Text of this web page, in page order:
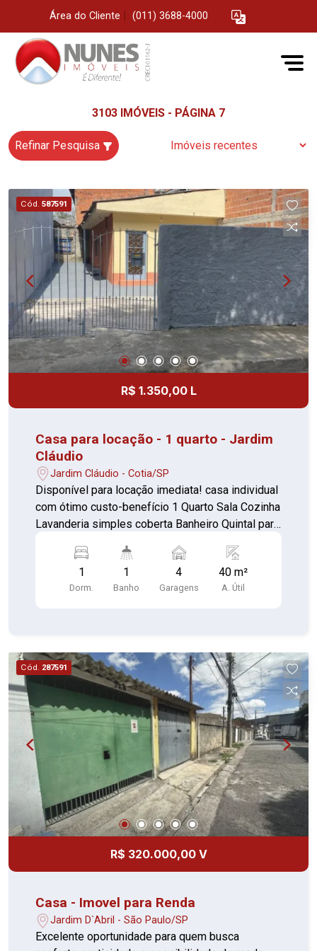
Área do Cliente (011) 3688-4000
3103 IMÓVEIS - PÁGINA 7
Refinar Pesquisa
Cód. 587591
R$ 1.350,00 L
Casa para locação - 1 quarto - Jardim
Cláudio
Jardim Cláudio - Cotia/SP
Disponível para locação imediata! casa individual
com ótimo custo-benefício 1 Quarto Sala Cozinha
Lavanderia simples coberta Banheiro Quintal para
1
Dorm.
1
Banho
4
Garagens
40 m²
A. Útil
Cód. 287591
R$ 320.000,00 V
Casa - Imovel para Renda
Jardim D`Abril - São Paulo/SP
Excelente oportunidade para quem busca